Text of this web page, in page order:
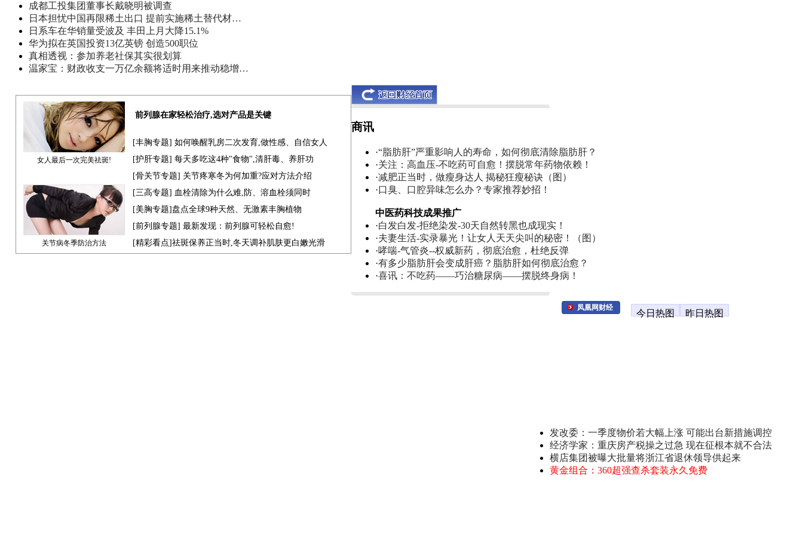
成都工投集团董事长戴晓明被调查
日本担忧中国再限稀土出口 提前实施稀土替代材…
日系车在华销量受波及 丰田上月大降15.1%
华为拟在英国投资13亿英镑 创造500职位
真相透视：参加养老社保其实很划算
温家宝：财政收支一万亿余额将适时用来推动稳增…
女人最后一次完美祛斑!
前列腺在家轻松治疗,选对产品是关键
[丰胸专题] 如何唤醒乳房二次发育,做性感、自信女人
[护肝专题] 每天多吃这4种"食物",清肝毒、养肝功
[骨关节专题] 关节疼寒冬为何加重?应对方法介绍
关节病冬季防治方法
[三高专题] 血栓清除为什么难,防、溶血栓须同时
[美胸专题]盘点全球9种天然、无激素丰胸植物
[前列腺专题] 最新发现：前列腺可轻松自愈!
[精彩看点]祛斑保养正当时,冬天调补肌肤更白嫩光滑
商讯
·“脂肪肝”严重影响人的寿命，如何彻底清除脂肪肝？
·关注：高血压-不吃药可自愈！摆脱常年药物依赖！
·减肥正当时，做瘦身达人 揭秘狂瘦秘诀（图）
·口臭、口腔异味怎么办？专家推荐妙招！
中医药科技成果推广
·白发白发-拒绝染发-30天自然转黑也成现实！
·夫妻生活-实录暴光！让女人天天尖叫的秘密！（图）
·哮喘-气管炎--权威新药，彻底治愈，杜绝反弹
·有多少脂肪肝会变成肝癌？脂肪肝如何彻底治愈？
·喜讯：不吃药——巧治糖尿病——摆脱终身病！
凤凰网财经
今日热图 昨日热图
发改委：一季度物价若大幅上涨 可能出台新措施调控
经济学家：重庆房产税操之过急 现在征根本就不合法
横店集团被曝大批量将浙江省退休领导供起来
黄金组合：360超强查杀套装永久免费